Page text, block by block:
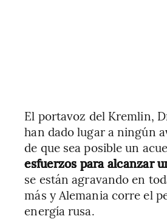
El portavoz del Kremlin,
han dado lugar a ningún
de que sea posible un
esfuerzos para alcanzar
se están agravando en
más y Alemania corre el
energía rusa.